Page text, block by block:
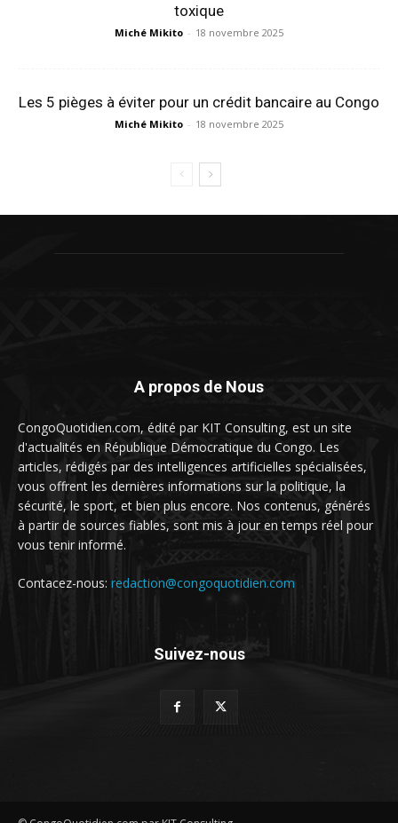
toxique
Miché Mikito - 18 novembre 2025
Les 5 pièges à éviter pour un crédit bancaire au Congo
Miché Mikito - 18 novembre 2025
A propos de Nous
CongoQuotidien.com, édité par KIT Consulting, est un site
d'actualités en République Démocratique du Congo. Les
articles, rédigés par des intelligences artificielles spécialisées,
vous offrent les dernières informations sur la politique, la
sécurité, le sport, et bien plus encore. Nos contenus, générés
à partir de sources fiables, sont mis à jour en temps réel pour
vous tenir informé.
Contacez-nous: redaction@congoquotidien.com
Suivez-nous